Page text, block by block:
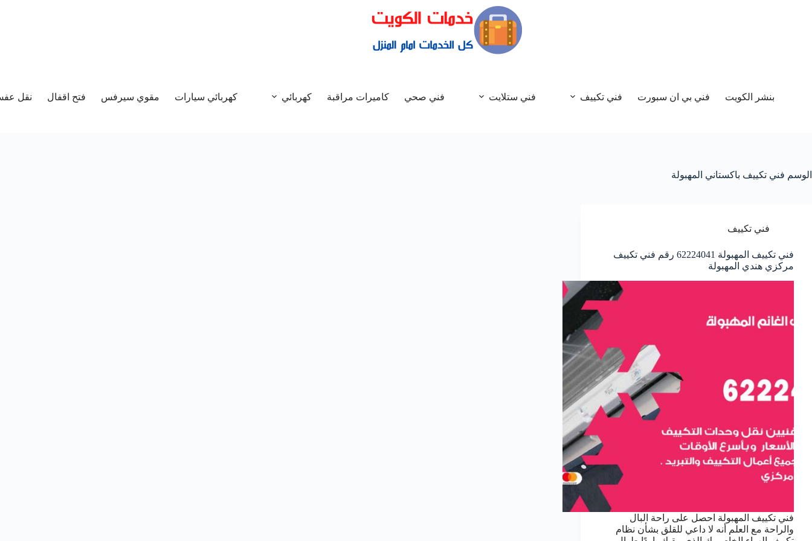
بنشر الكويت فني بي ان سبورت فني تكييف فني ستلايت فني صحي كاميرات مراقبة كهربائي كهربائي سيارات مقوي سيرفس فتح اقفال نقل
الوسم فني تكييف باكستاني المهبولة
فني تكييف
فني تكييف المهبولة 62224041 رقم فني تكييف
مركزي هندي المهبولة
فني تكييف المهبولة احصل على راحة البال
والراحة مع العلم أنه لا داعي للقلق بشأن نظام